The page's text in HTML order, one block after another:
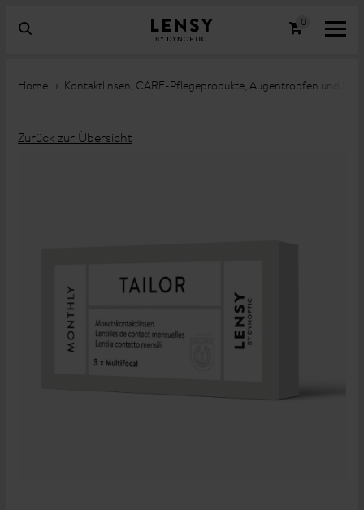
Home Kontaktlinsen, CARE-Pflegeprodukte, Augentropfen und
Zurück zur Übersicht